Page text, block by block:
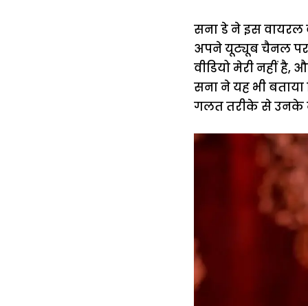
सना डे ने इस वायरल
अपने यूट्यूब चैनल पर
वीडियो मेरी नहीं है,
सना ने यह भी
गलत तरीके से उनके